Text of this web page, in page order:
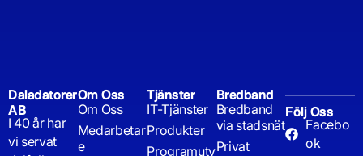
Daladatorer
AB
I 40 år har
vi servat
Om Oss
Om Oss
Medarbetar
e
Tjänster
IT-Tjänster
Produkter
Programutv
Bredband
Bredband
via stadsnät
Privat
Följ Oss
Facebo
ok